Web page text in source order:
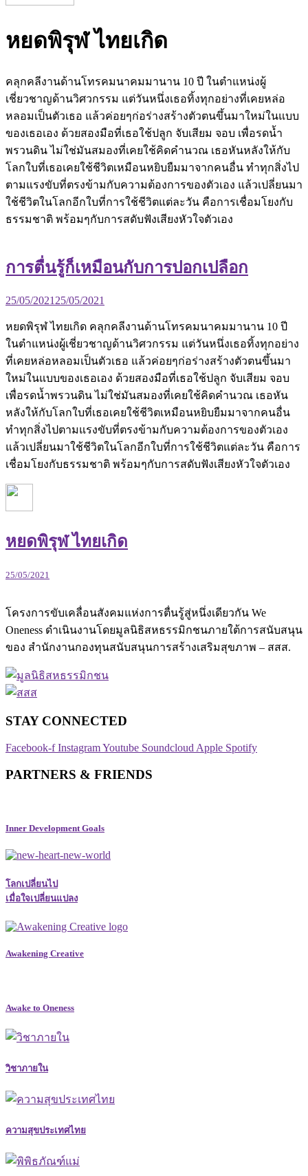
หยดพิรุฬ ไทยเกิด
คลุกคลีงานด้านโทรคมนาคมมานาน 10 ปี ในตำแหน่งผู้
เชี่ยวชาญด้านวิศวกรรม แต่วันหนึ่งเธอทิ้งทุกอย่างที่เคยหล่อ
หลอมเป็นตัวเธอ แล้วค่อยๆก่อร่างสร้างตัวตนขึ้นมาใหม่ในแบบ
ของเธอเอง ด้วยสองมือที่เธอใช้ปลูก จับเสียม จอบ เพื่อรดน้ำ
พรวนดิน ไม่ใช่มันสมองที่เคยใช้คิดคำนวณ เธอหันหลังให้กับ
โลกใบที่เธอเคยใช้ชีวิตเหมือนหยิบยืมมาจากคนอื่น ทำทุกสิ่งไป
ตามแรงขับที่ตรงข้ามกับความต้องการของตัวเอง แล้วเปลี่ยนมา
ใช้ชีวิตในโลกอีกใบที่การใช้ชีวิตแต่ละวัน คือการเชื่อมโยงกับ
ธรรมชาติ พร้อมๆกับการสดับฟังเสียงหัวใจตัวเอง
การตื่นรู้ก็เหมือนกับการปอกเปลือก
25/05/2021 25/05/2021
หยดพิรุฬ ไทยเกิด คลุกคลีงานด้านโทรคมนาคมมานาน 10 ปี
ในตำแหน่งผู้เชี่ยวชาญด้านวิศวกรรม แต่วันหนึ่งเธอทิ้งทุกอย่าง
ที่เคยหล่อหลอมเป็นตัวเธอ แล้วค่อยๆก่อร่างสร้างตัวตนขึ้นมา
ใหม่ในแบบของเธอเอง ด้วยสองมือที่เธอใช้ปลูก จับเสียม จอบ
เพื่อรดน้ำพรวนดิน ไม่ใช่มันสมองที่เคยใช้คิดคำนวณ เธอหัน
หลังให้กับโลกใบที่เธอเคยใช้ชีวิตเหมือนหยิบยืมมาจากคนอื่น
ทำทุกสิ่งไปตามแรงขับที่ตรงข้ามกับความต้องการของตัวเอง
แล้วเปลี่ยนมาใช้ชีวิตในโลกอีกใบที่การใช้ชีวิตแต่ละวัน คือการ
เชื่อมโยงกับธรรมชาติ พร้อมๆกับการสดับฟังเสียงหัวใจตัวเอง
หยดพิรุฬ ไทยเกิด
25/05/2021
โครงการขับเคลื่อนสังคมแห่งการตื่นรู้สู่หนึ่งเดียวกัน We
Oneness ดำเนินงานโดยมูลนิธิสหธรรมิกชนภายใต้การสนับสนุน
ของ สำนักงานกองทุนสนับสนุนการสร้างเสริมสุขภาพ – สสส.
STAY CONNECTED​
Facebook-f InstagramYoutube Soundcloud Apple Spotify
PARTNERS & FRIENDS
Inner Development Goals
โลกเปลี่ยนไป
เมื่อใจเปลี่ยนแปลง
Awakening Creative
Awake to Oneness
วิชาภายใน
ความสุขประเทศไทย